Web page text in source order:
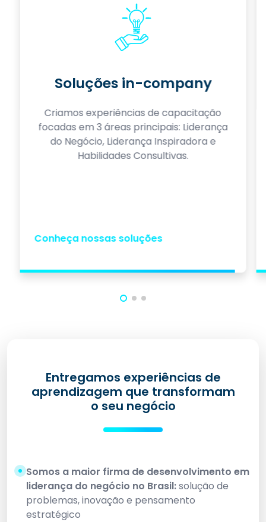
Soluções in-company
Criamos experiências de capacitação
focadas em 3 áreas principais: Liderança
do Negócio, Liderança Inspiradora e
Habilidades Consultivas.
Conheça nossas soluções
Entregamos experiências de
aprendizagem que transformam
o seu negócio
Somos a maior firma de desenvolvimento em
liderança do negócio no Brasil:solução de
problemas, inovação e pensamento
estratégico